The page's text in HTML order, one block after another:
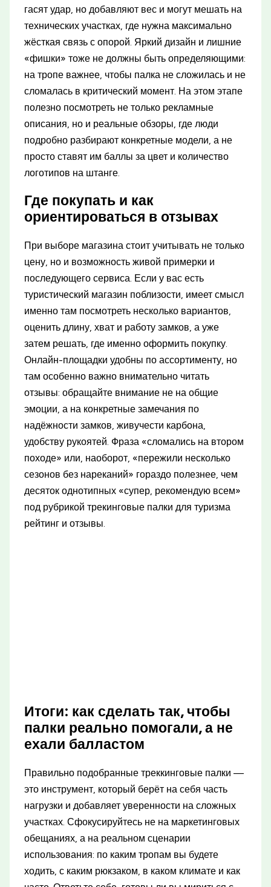
гасят удар, но добавляют вес и могут мешать на
технических участках, где нужна максимально
жёсткая связь с опорой. Яркий дизайн и лишние
«фишки» тоже не должны быть определяющими:
на тропе важнее, чтобы палка не сложилась и не
сломалась в критический момент. На этом этапе
полезно посмотреть не только рекламные
описания, но и реальные обзоры, где люди
подробно разбирают конкретные модели, а не
просто ставят им баллы за цвет и количество
логотипов на штанге.
Где покупать и как
ориентироваться в отзывах
При выборе магазина стоит учитывать не только
цену, но и возможность живой примерки и
последующего сервиса. Если у вас есть
туристический магазин поблизости, имеет смысл
именно там посмотреть несколько вариантов,
оценить длину, хват и работу замков, а уже
затем решать, где именно оформить покупку.
Онлайн-площадки удобны по ассортименту, но
там особенно важно внимательно читать
отзывы: обращайте внимание не на общие
эмоции, а на конкретные замечания по
надёжности замков, живучести карбона,
удобству рукоятей. Фраза «сломались на втором
походе» или, наоборот, «пережили несколько
сезонов без нареканий» гораздо полезнее, чем
десяток однотипных «супер, рекомендую всем»
под рубрикой трекинговые палки для туризма
рейтинг и отзывы.
Итоги: как сделать так, чтобы
палки реально помогали, а не
ехали балластом
Правильно подобранные треккинговые палки —
это инструмент, который берёт на себя часть
нагрузки и добавляет уверенности на сложных
участках. Сфокусируйтесь не на маркетинговых
обещаниях, а на реальном сценарии
использования: по каким тропам вы будете
ходить, с каким рюкзаком, в каком климате и как